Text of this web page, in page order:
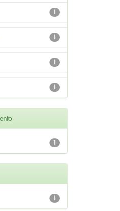
1
1
1
1
1
1